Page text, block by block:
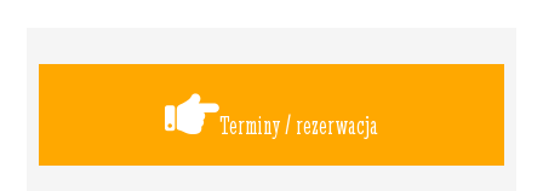
Terminy / rezerwacja